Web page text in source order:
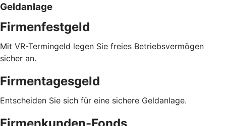
Geldanlage
Firmenfestgeld
Mit VR-Termingeld legen Sie freies Betriebsvermögen
sicher an.
Firmentagesgeld
Entscheiden Sie sich für eine sichere Geldanlage.
Firmenkunden-Fonds